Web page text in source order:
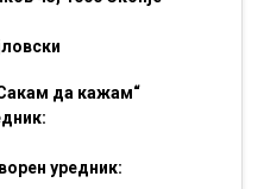
да кажам“
уредник: